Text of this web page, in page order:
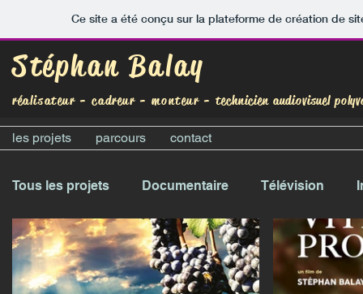
Ce site a été conçu sur la plateforme de création de
Stéphan Balay
réalisateur - cadreur - monteur -technicien audiovisuel
les projets parcours contact
Tous les projets Documentaire Télévision